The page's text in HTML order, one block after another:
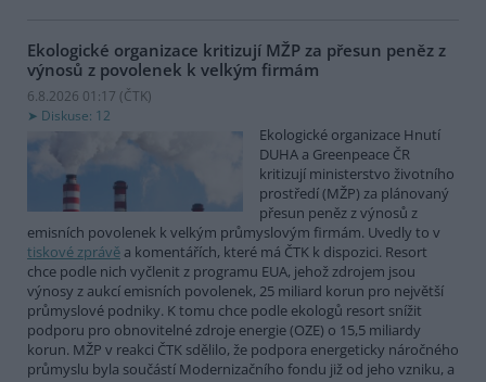
Ekologické organizace kritizují MŽP za přesun peněz z
výnosů z povolenek k velkým firmám
6.8.2026 01:17 (ČTK)
Diskuse: 12
Ekologické organizace Hnutí
DUHA a Greenpeace ČR
kritizují ministerstvo životního
prostředí (MŽP) za plánovaný
přesun peněz z výnosů z
emisních povolenek k velkým průmyslovým firmám. Uvedly to v
tiskové zprávě a komentářích, které má ČTK k dispozici. Resort
chce podle nich vyčlenit z programu EUA, jehož zdrojem jsou
výnosy z aukcí emisních povolenek, 25 miliard korun pro největší
průmyslové podniky. K tomu chce podle ekologů resort snížit
podporu pro obnovitelné zdroje energie (OZE) o 15,5 miliardy
korun. MŽP v reakci ČTK sdělilo, že podpora energeticky náročného
průmyslu byla součástí Modernizačního fondu již od jeho vzniku, a